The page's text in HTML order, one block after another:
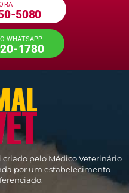
5080
WHATSAPP
1780
pelo Médico Veterinário
por um estabelecimento